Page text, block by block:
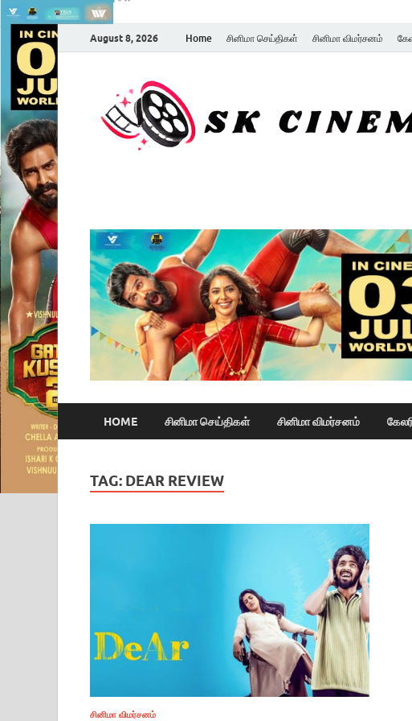
August 8, 2026 Home சினிமா செய்திகள் சினிமா விமர்சனம்
HOME சினிமா செய்திகள் சினிமா விமர்சனம்
TAG: DEAR REVIEW
சினிமா விமர்சனம்